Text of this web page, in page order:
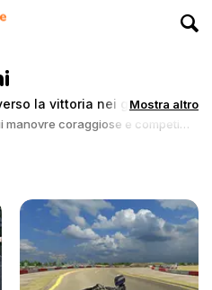
la vittoria nei giochi di
manovre coraggiose e competi
Mostra altro